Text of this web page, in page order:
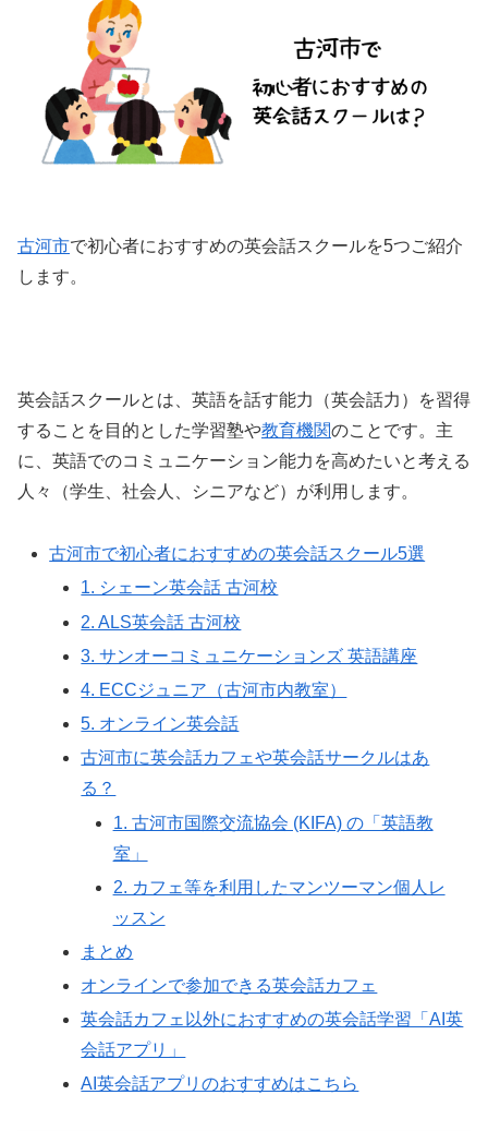
古河市で初心者におすすめの英会話スクールを5つご紹介
します。
英会話スクールとは、英語を話す能力（英会話力）を習得
することを目的とした学習塾や教育機関のことです。主
に、英語でのコミュニケーション能力を高めたいと考える
人々（学生、社会人、シニアなど）が利用します。
古河市で初心者におすすめの英会話スクール5選
1. シェーン英会話 古河校
2. ALS英会話 古河校
3. サンオーコミュニケーションズ 英語講座
4. ECCジュニア（古河市内教室）
5. オンライン英会話
古河市に英会話カフェや英会話サークルはあ
る？
1. 古河市国際交流協会 (KIFA) の「英語教
室」
2. カフェ等を利用したマンツーマン個人レ
ッスン
まとめ
オンラインで参加できる英会話カフェ
英会話カフェ以外におすすめの英会話学習「AI英
会話アプリ」
AI英会話アプリのおすすめはこちら